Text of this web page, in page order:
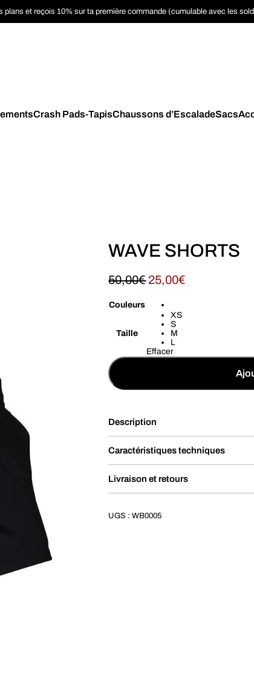
plans et reçois 10% sur ta première commande (cumulable avec les
Crash Pads-TapisChaussons d’EscaladeSacs
WAVE SHORTS
50,00€ 25,00€
Couleurs
Taille
XS
S
M
L
Effacer
Description
Caractéristiques techniques
Livraison et retours
UGS :WB0005